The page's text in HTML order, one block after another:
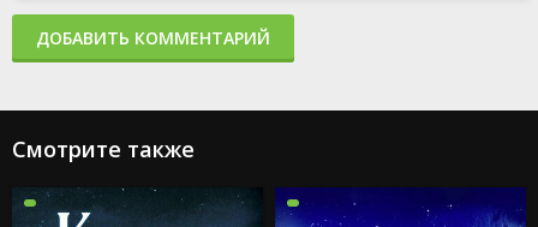
ДОБАВИТЬ КОММЕНТАРИЙ
Смотрите также